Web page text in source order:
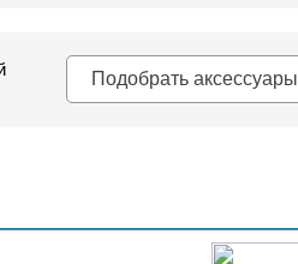
Подобрать аксессуары